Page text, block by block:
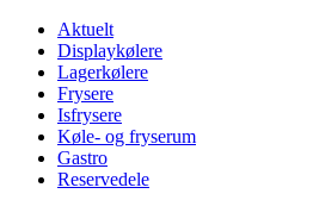
Aktuelt
Displaykølere
Lagerkølere
Frysere
Isfrysere
Køle- og fryserum
Gastro
Reservedele